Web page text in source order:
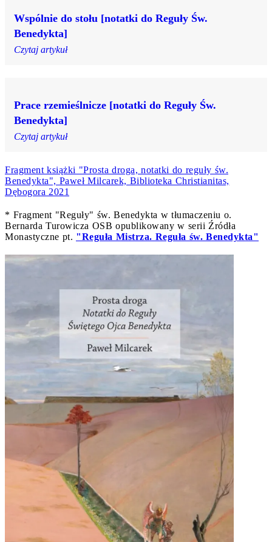
Wspólnie do stołu [notatki do Reguły Św.
Benedykta]
Czytaj artykuł
Prace rzemieślnicze [notatki do Reguły Św.
Benedykta]
Czytaj artykuł
Fragment książki "Prosta droga, notatki do reguły św.
Benedykta", Paweł Milcarek, Biblioteka Christianitas,
Dębogora 2021
* Fragment "Reguły" św. Benedykta w tłumaczeniu o.
Bernarda Turowicza OSB opublikowany w serii Źródła
Monastyczne pt. "Reguła Mistrza. Reguła św. Benedykta"